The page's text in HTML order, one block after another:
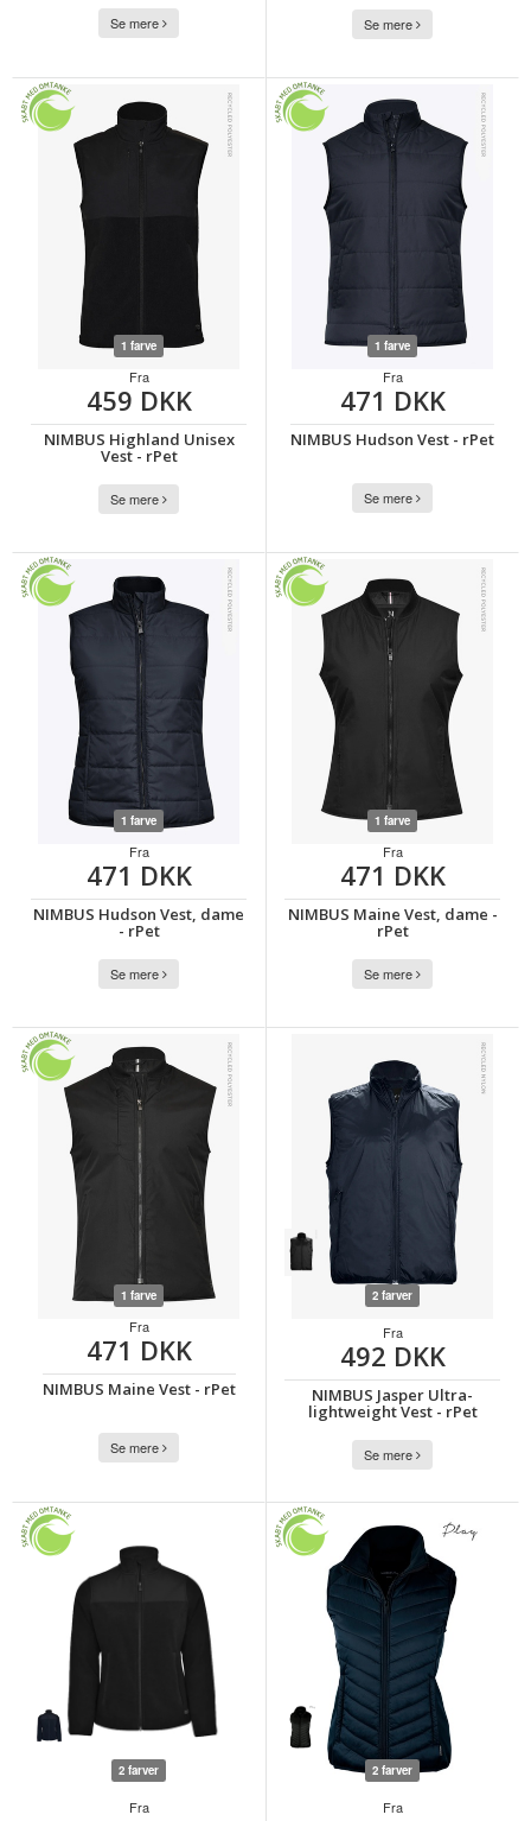
Se mere Se mere
1 farve
Fra
459 DKK
NIMBUS Highland Unisex
Vest - rPet
Se mere
1 farve
Fra
471 DKK
NIMBUS Hudson Vest - rPet
Se mere
1 farve
Fra
471 DKK
NIMBUS Hudson Vest, dame
- rPet
Se mere
1 farve
Fra
471 DKK
NIMBUS Maine Vest, dame -
rPet
Se mere
1 farve
Fra
471 DKK
NIMBUS Maine Vest - rPet
Se mere
2 farver
Fra
492 DKK
NIMBUS Jasper Ultra-
lightweight Vest - rPet
Se mere
2 farver
Fra
2 farver
Fra